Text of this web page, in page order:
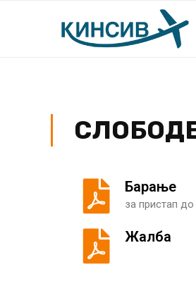
Барање
за пристап
Жалба